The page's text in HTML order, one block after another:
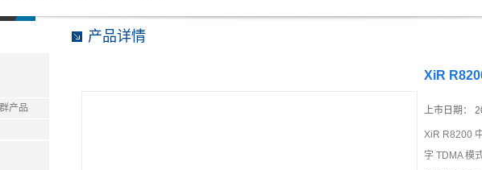
产品
产品详情
XiR
上市日期：
XiR R8200
字 TDMA 模